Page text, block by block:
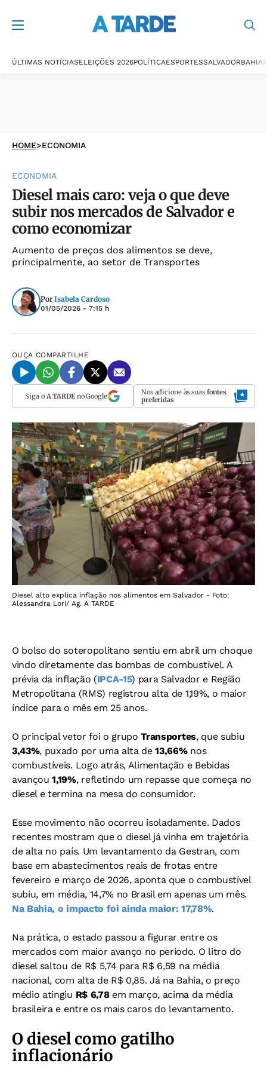
ÚLTIMAS NOTÍCIASELEIÇÕES 2026POLÍTICAESPORTESSALVADORBAHIA
HOME>ECONOMIA
ECONOMIA
Diesel mais caro: veja o que deve
subir nos mercados de Salvador e
como economizar
Aumento de preços dos alimentos se deve,
principalmente, ao setor de Transportes
Por Isabela Cardoso
01/05/2026 - 7:15 h
OUÇA COMPARTILHE
Siga o A TARDEno Google Nos adicione às suas fontes
preferidas
Diesel alto explica inflação nos alimentos em Salvador - Foto:
Alessandra Lori/ Ag. A TARDE
O bolso do soteropolitano sentiu em abril um choque
vindo diretamente das bombas de combustível. A
prévia da inflação (IPCA-15) para Salvador e Região
Metropolitana (RMS) registrou alta de 1,19%, o maior
índice para o mês em 25 anos.
O principal vetor foi o grupoTransportes, que subiu
3,43%, puxado por uma alta de13,66%nos
combustíveis. Logo atrás, Alimentação e Bebidas
avançou1,19%, refletindo um repasse que começa no
diesel e termina na mesa do consumidor.
Esse movimento não ocorreu isoladamente. Dados
recentes mostram que o diesel já vinha em trajetória
de alta no país. Um levantamento da Gestran, com
base em abastecimentos reais de frotas entre
fevereiro e março de 2026, aponta que o combustível
subiu, em média, 14,7% no Brasil em apenas um mês.
Na Bahia, o impacto foi ainda maior:17,78%.
Na prática, o estado passou a figurar entre os
mercados com maior avanço no período. O litro do
diesel saltou de R$ 5,74 para R$ 6,59 na média
nacional, com alta de R$ 0,85. Já na Bahia, o preço
médio atingiu R$ 6,78em março, acima da média
brasileira e entre os mais caros do levantamento.
O diesel como gatilho
inflacionário